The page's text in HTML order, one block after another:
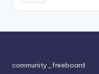
community_freeboard